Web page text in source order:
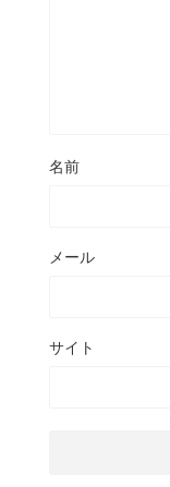
名前
メール
サイト